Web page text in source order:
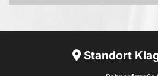
Standort